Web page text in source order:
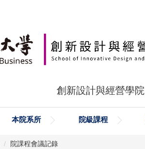
創新設計與經營學院
本院系所 院級課程
院課程會議記錄